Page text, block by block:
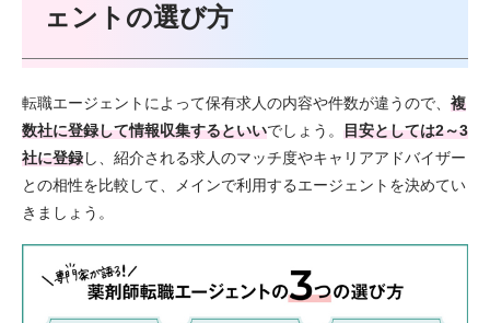
ェントの選び方
転職エージェントによって保有求人の内容や件数が違うので、 複
数社に登録して情報収集するといいでしょう。 目安としては2～3
社に登録し、紹介される求人のマッチ度やキャリアアドバイザー
との相性を比較して、メインで利用するエージェントを決めてい
きましょう。